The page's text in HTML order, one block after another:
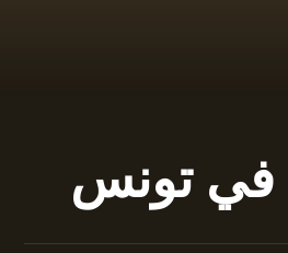
في تونس